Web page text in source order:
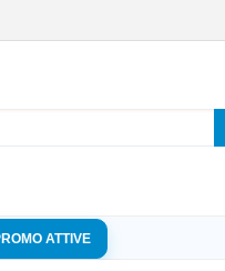
nome utente e la password e poi
clicca sul pulsante "Accedi"
ATTIVE